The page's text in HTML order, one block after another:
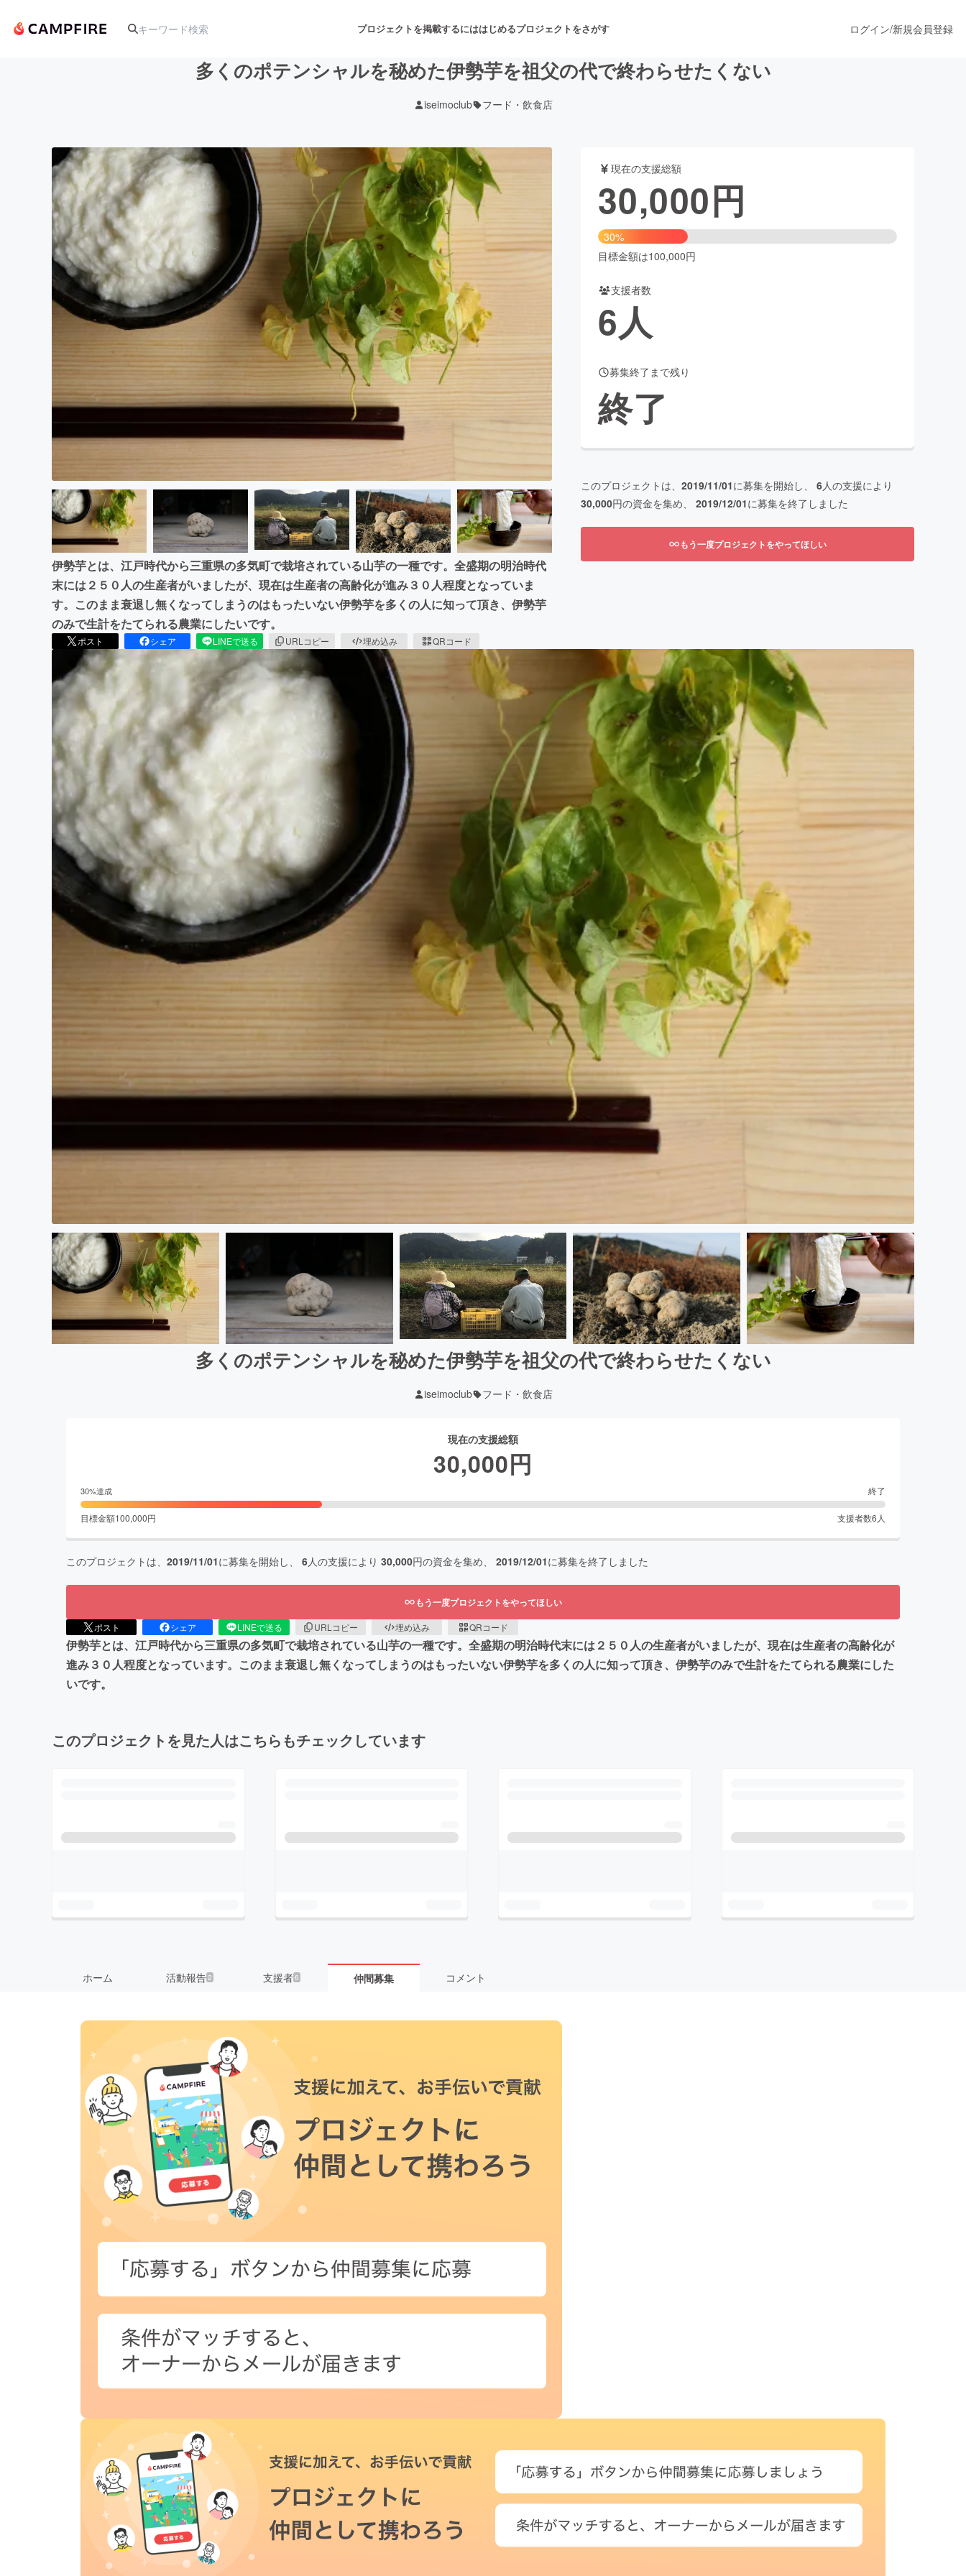
プロジェクトを掲載するにははじめるプロジェクトをさがす
アート・写真 音楽 舞台・パフォーマンス
テクノロジー・ガジェット ゲーム・サービス開発 ファッション
映像・映画 書籍・雑誌出版 アニメ・漫画
ビジネス・起業 チャレンジ ビューティー・ヘルスケア
まちづくり・地域活性化
CAMPFIRE for Social Good
CAMPFIREふるさと納税
machi-ya
ログイン/新規会員登録
多くのポテンシャルを秘めた伊勢芋を祖父の代で終わらせたくない
iseimoclub フード・飲食店
伊勢芋とは、江戸時代から三重県の多気町で栽培されている山芋の一種です。全盛期の明治時代
末には２５０人の生産者がいましたが、現在は生産者の高齢化が進み３０人程度となっていま
す。このまま衰退し無くなってしまうのはもったいない伊勢芋を多くの人に知って頂き、伊勢芋
のみで生計をたてられる農業にしたいです。
ポスト シェア LINEで送る URLコピー 埋め込み QRコード
現在の支援総額
30,000円
30%
目標金額は100,000円
支援者数
6人
募集終了まで残り
終了
このプロジェクトは、 2019/11/01に募集を開始し、 6人の支援により
30,000円の資金を集め、 2019/12/01に募集を終了しました
もう一度プロジェクトをやってほしい
多くのポテンシャルを秘めた伊勢芋を祖父の代で終わらせたくない
iseimoclub フード・飲食店
現在の支援総額
30,000円
30%達成 終了
目標金額100,000円 支援者数6 人
このプロジェクトは、 2019/11/01に募集を開始し、 6人の支援により 30,000円の資金を集め、 2019/12/01に募集を終了しました
もう一度プロジェクトをやってほしい
ポスト シェア LINEで送る URLコピー 埋め込み QRコード
伊勢芋とは、江戸時代から三重県の多気町で栽培されている山芋の一種です。全盛期の明治時代末には２５０人の生産者がいましたが、現在は生産者の高齢化が
進み３０人程度となっています。このまま衰退し無くなってしまうのはもったいない伊勢芋を多くの人に知って頂き、伊勢芋のみで生計をたてられる農業にした
いです。
このプロジェクトを見た人はこちらもチェックしています
ホーム 活動報告2 支援者6 仲間募集 コメント